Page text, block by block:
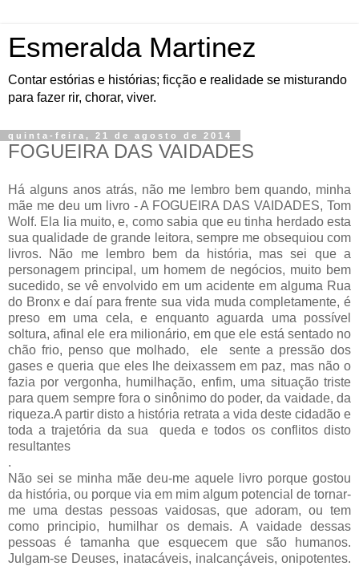
Esmeralda Martinez
Contar estórias e histórias; ficção e realidade se misturando
para fazer rir, chorar, viver.
quinta-feira, 21 de agosto de 2014
FOGUEIRA DAS VAIDADES
Há alguns anos atrás, não me lembro bem quando, minha
mãe me deu um livro - A FOGUEIRA DAS VAIDADES, Tom
Wolf. Ela lia muito, e, como sabia que eu tinha herdado esta
sua qualidade de grande leitora, sempre me obsequiou com
livros. Não me lembro bem da história, mas sei que a
personagem principal, um homem de negócios, muito bem
sucedido, se vê envolvido em um acidente em alguma Rua
do Bronx e daí para frente sua vida muda completamente, é
preso em uma cela, e enquanto aguarda uma possível
soltura, afinal ele era milionário, em que ele está sentado no
chão frio, penso que molhado, ele sente a pressão dos
gases e queria que eles lhe deixassem em paz, mas não o
fazia por vergonha, humilhação, enfim, uma situação triste
para quem sempre fora o sinônimo do poder, da vaidade, da
riqueza.A partir disto a história retrata a vida deste cidadão e
toda a trajetória da sua queda e todos os conflitos disto
resultantes
.
Não sei se minha mãe deu-me aquele livro porque gostou
da história, ou porque via em mim algum potencial de tornar-
me uma destas pessoas vaidosas, que adoram, ou tem
como principio, humilhar os demais. A vaidade dessas
pessoas é tamanha que esquecem que são humanos.
Julgam-se Deuses, inatacáveis, inalcançáveis, onipotentes.